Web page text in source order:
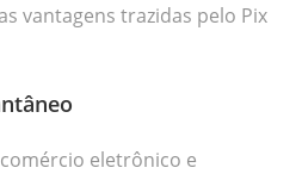
vantagens trazidas pelo Pix
eletrônico e